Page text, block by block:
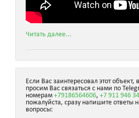
Читать далее...
Если Вас заинтересовал этот
просим Вас связаться с нами по
номерам +79186564606, +7 911 946
пожалуйста, сразу напишите ответы
вопросы: